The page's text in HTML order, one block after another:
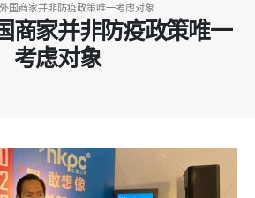
国商家并非防疫政策唯一考虑对象
商家并非防疫政策唯一
考虑对象